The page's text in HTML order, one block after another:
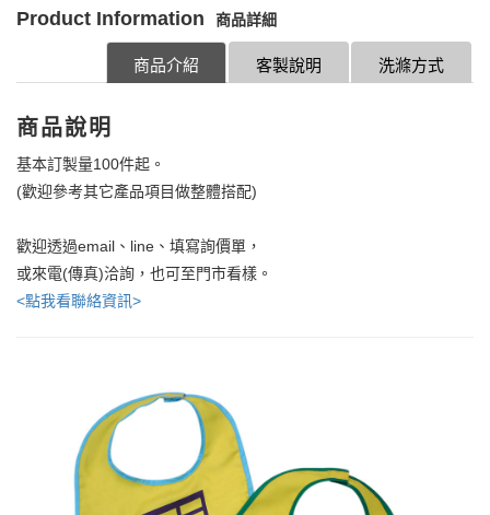
Product Information 商品詳細
洗滌方式
客製說明
商品介紹
商品說明
基本訂製量100件起。
(歡迎參考其它產品項目做整體搭配)
歡迎透過email、line、填寫詢價單，
或來電(傳真)洽詢，也可至門市看樣。
<點我看聯絡資訊>